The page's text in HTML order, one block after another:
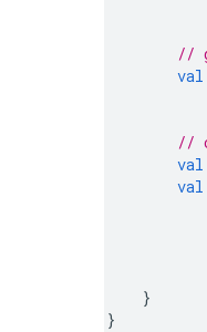
//
val
//
val
val
}
}